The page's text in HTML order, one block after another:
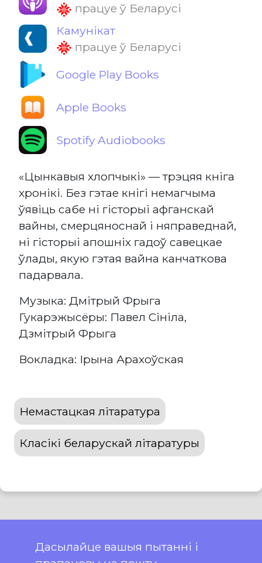
працуе ў Беларусі
Камунікат
працуе ў Беларусі
Google Play Books
Apple Books
Spotify Audiobooks
«Цынкавыя хлопчыкі» — трэцяя кніга
хронікі. Без гэтае кнігі немагчыма
ўявіць сабе ні гісторыі афганскай
вайны, смерцяноснай і няправеднай,
ні гісторыі апошніх гадоў савецкае
ўлады, якую гэтая вайна канчаткова
падарвала.
Музыка: Дмітрый Фрыга
Гукарэжысёры: Павел Сініла,
Дзмітрый Фрыга
Вокладка: Ірына Арахоўская
Немастацкая літаратура
Класікі беларускай літаратуры
Дасылайце вашыя пытанні і